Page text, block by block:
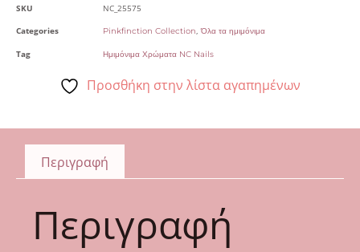
SKU
NC_25575
Categories
Pinkfinction Collection,Όλα τα ημιμόνιμα
Tag Ημιμόνιμα Χρώματα NC Nails
Προσθήκη στην λίστα αγαπημένων
Περιγραφή
Περιγραφή